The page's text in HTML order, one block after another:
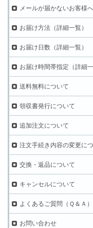
メールが届かないお客様へ
お届け方法（詳細一覧）
お届け日数（詳細一覧）
お届け時間帯指定（詳細一
送料無料について
領収書発行について
追加注文について
注文手続き内容の変更に
交換・返品について
キャンセルについて
よくあるご質問（Ｑ＆Ａ）
お問い合わせ